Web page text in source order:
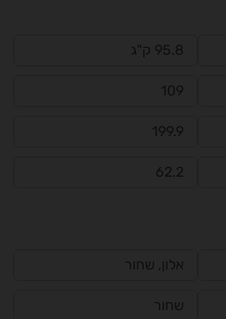
95.8 ק"ג
109
199.9
62.2
אלון, שחור
שחור